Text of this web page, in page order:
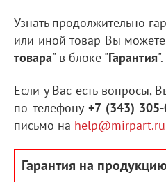
Узнать продолжительно
или иной товар Вы
товара" в блоке "Гарантия".
Если у Вас есть вопросы,
по телефону +7 (343)
письмо на help@mirpart.ru
Гарантия на